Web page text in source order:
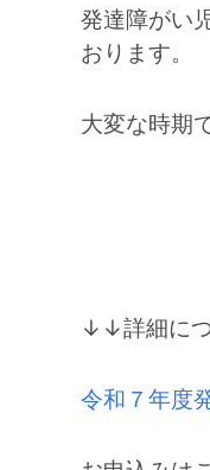
発達障がい
おります。
大変な時期
↓↓詳細につ
令和７年度